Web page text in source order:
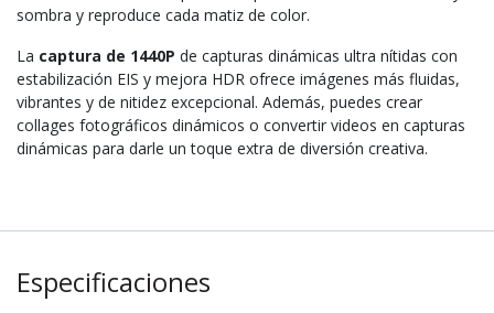
sombra y reproduce cada matiz de color.
La captura de 1440P de capturas dinámicas ultra nítidas con
estabilización EIS y mejora HDR ofrece imágenes más fluidas,
vibrantes y de nitidez excepcional. Además, puedes crear
collages fotográficos dinámicos o convertir videos en capturas
dinámicas para darle un toque extra de diversión creativa.
Especificaciones